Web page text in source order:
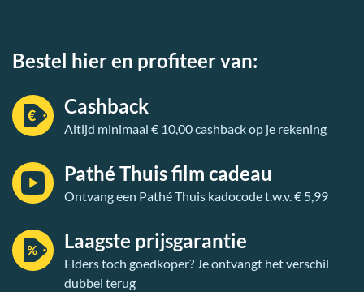
Bestel hier en profiteer van:
Cashback
Altijd minimaal € 10,00 cashback op je rekening
Pathé Thuis film cadeau
Ontvang een Pathé Thuis kadocode t.w.v. € 5,99
Laagste prijsgarantie
Elders toch goedkoper? Je ontvangt het verschil
dubbel terug